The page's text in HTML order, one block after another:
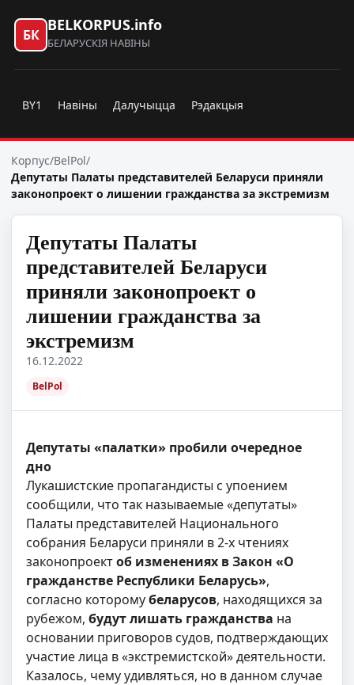
БК
BELKORPUS.info
БЕЛАРУСКІЯ НАВІНЫ
BY1 Навіны Далучыцца Рэдакцыя
Корпус/BelPol/
Депутаты Палаты представителей Беларуси приняли
законопроект о лишении гражданства за экстремизм
Депутаты Палаты
представителей Беларуси
приняли законопроект о
лишении гражданства за
экстремизм
16.12.2022
BelPol
Депутаты «палатки» пробили очередное
дно
Лукашистские пропагандисты с упоением
сообщили, что так называемые «депутаты»
Палаты представителей Национального
собрания Беларуси приняли в 2-х чтениях
законопроектоб изменениях в Закон «О
гражданстве Республики Беларусь»,
согласно которомубеларусов, находящихся за
рубежом, будут лишать гражданства на
основании приговоров судов, подтверждающих
участие лица в «экстремистской» деятельности.
Казалось, чему удивляться, но в данном случае